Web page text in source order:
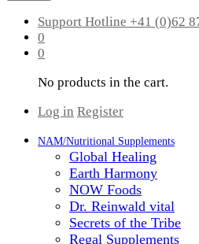
Support Hotline +41 (0)62
0
0
No products in the cart.
Log in Register
NAM/Nutritional Supplements
Global Healing
Earth Harmony
NOW Foods
Dr. Reinwald vital
Secrets of the Tribe
Regal Supplements